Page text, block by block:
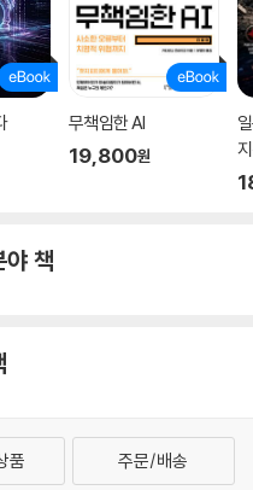
무책임한 AI
19,800원
야 책
품 주문/배송